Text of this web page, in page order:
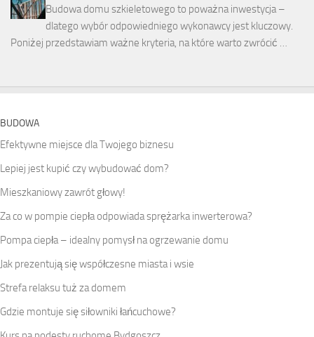
Budowa domu szkieletowego to poważna inwestycja –
dlatego wybór odpowiedniego wykonawcy jest kluczowy.
Poniżej przedstawiam ważne kryteria, na które warto zwrócić …
BUDOWA
Efektywne miejsce dla Twojego biznesu
Lepiej jest kupić czy wybudować dom?
Mieszkaniowy zawrót głowy!
Za co w pompie ciepła odpowiada sprężarka inwerterowa?
Pompa ciepła – idealny pomysł na ogrzewanie domu
Jak prezentują się współczesne miasta i wsie
Strefa relaksu tuż za domem
Gdzie montuje się siłowniki łańcuchowe?